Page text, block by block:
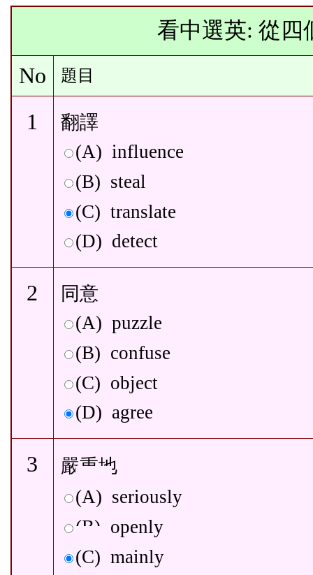
看中選英: 從四
No
題目
1
翻譯
(A) influence
(B) steal
(C) translate
(D) detect
2
同意
(A) puzzle
(B) confuse
(C) object
(D) agree
3 嚴重地
(A) seriously
(B) openly
(C) mainly